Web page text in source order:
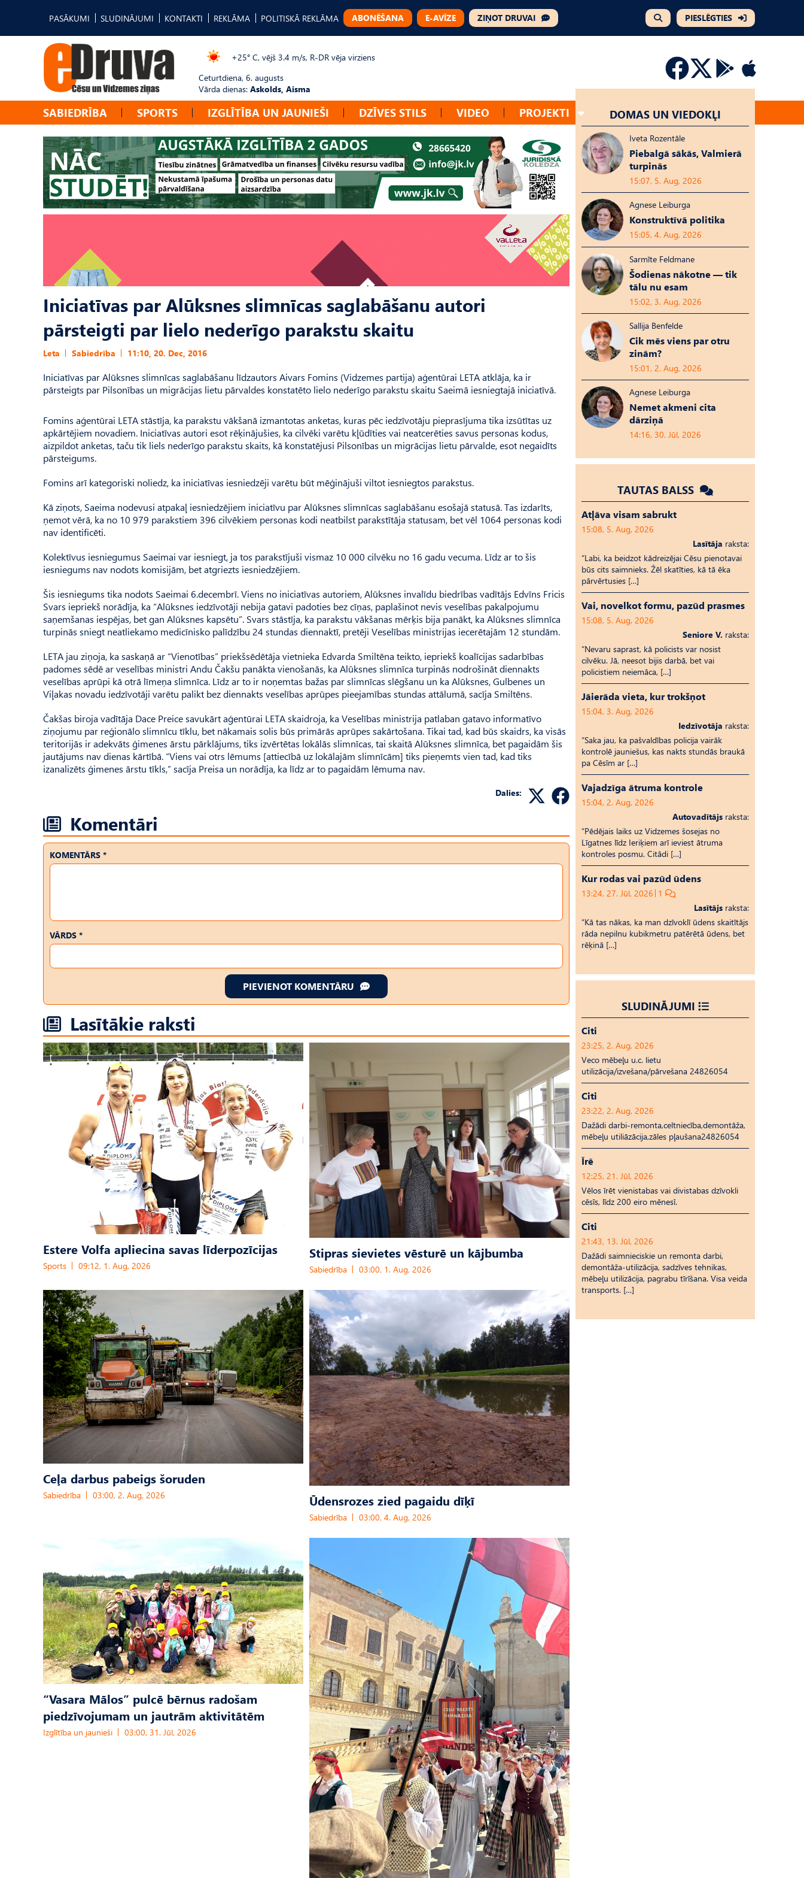
PASĀKUMI SLUDINĀJUMI KONTAKTI REKLĀMA POLITISKĀ REKLĀMA ABONĒŠANA E-AVĪZE ZIŅOT DRUVAI PIESLĒGTIES
+25° C, vējš 3.4 m/s, R-DR vēja virziens
Ceturtdiena, 6. augusts
Vārda dienas: Askolds, Aisma
SABIEDRĪBA SPORTS IZGLĪTĪBA UN JAUNIEŠI DZĪVES STILS VIDEO PROJEKTI
Iniciatīvas par Alūksnes slimnīcas saglabāšanu autori
pārsteigti par lielo nederīgo parakstu skaitu
Leta Sabiedrība 11:10, 20. Dec, 2016
Iniciatīvas par Alūksnes slimnīcas saglabāšanu līdzautors Aivars Fomins (Vidzemes partija) aģentūrai LETA atklāja, ka ir
pārsteigts par Pilsonības un migrācijas lietu pārvaldes konstatēto lielo nederīgo parakstu skaitu Saeimā iesniegtajā iniciatīvā.
Fomins aģentūrai LETA stāstīja, ka parakstu vākšanā izmantotas anketas, kuras pēc iedzīvotāju pieprasījuma tika izsūtītas uz
apkārtējiem novadiem. Iniciatīvas autori esot rēķinājušies, ka cilvēki varētu kļūdīties vai neatcerēties savus personas kodus,
aizpildot anketas, taču tik liels nederīgo parakstu skaits, kā konstatējusi Pilsonības un migrācijas lietu pārvalde, esot negaidīts
pārsteigums.
Fomins arī kategoriski noliedz, ka iniciatīvas iesniedzēji varētu būt mēģinājuši viltot iesniegtos parakstus.
Kā ziņots, Saeima nodevusi atpakaļ iesniedzējiem iniciatīvu par Alūksnes slimnīcas saglabāšanu esošajā statusā. Tas izdarīts,
ņemot vērā, ka no 10 979 parakstiem 396 cilvēkiem personas kodi neatbilst parakstītāja statusam, bet vēl 1064 personas kodi
nav identificēti.
Kolektīvus iesniegumus Saeimai var iesniegt, ja tos parakstījuši vismaz 10 000 cilvēku no 16 gadu vecuma. Līdz ar to šis
iesniegums nav nodots komisijām, bet atgriezts iesniedzējiem.
Šis iesniegums tika nodots Saeimai 6.decembrī. Viens no iniciatīvas autoriem, Alūksnes invalīdu biedrības vadītājs Edvīns Fricis
Svars iepriekš norādīja, ka “Alūksnes iedzīvotāji nebija gatavi padoties bez cīņas, paplašinot nevis veselības pakalpojumu
saņemšanas iespējas, bet gan Alūksnes kapsētu”. Svars stāstīja, ka parakstu vākšanas mērķis bija panākt, ka Alūksnes slimnīca
turpinās sniegt neatliekamo medicīnisko palīdzību 24 stundas diennaktī, pretēji Veselības ministrijas iecerētajām 12 stundām.
LETA jau ziņoja, ka saskaņā ar “Vienotības” priekšsēdētāja vietnieka Edvarda Smiltēna teikto, iepriekš koalīcijas sadarbības
padomes sēdē ar veselības ministri Andu Čakšu panākta vienošanās, ka Alūksnes slimnīca turpinās nodrošināt diennakts
veselības aprūpi kā otrā līmeņa slimnīca. Līdz ar to ir noņemtas bažas par slimnīcas slēgšanu un ka Alūksnes, Gulbenes un
Viļakas novadu iedzīvotāji varētu palikt bez diennakts veselības aprūpes pieejamības stundas attālumā, sacīja Smiltēns.
Čakšas biroja vadītāja Dace Preice savukārt aģentūrai LETA skaidroja, ka Veselības ministrija patlaban gatavo informatīvo
ziņojumu par reģionālo slimnīcu tīklu, bet nākamais solis būs primārās aprūpes sakārtošana. Tikai tad, kad būs skaidrs, ka visās
teritorijās ir adekvāts ģimenes ārstu pārklājums, tiks izvērtētas lokālās slimnīcas, tai skaitā Alūksnes slimnīca, bet pagaidām šis
jautājums nav dienas kārtībā. “Viens vai otrs lēmums [attiecībā uz lokālajām slimnīcām] tiks pieņemts vien tad, kad tiks
izanalizēts ģimenes ārstu tīkls,” sacīja Preisa un norādīja, ka līdz ar to pagaidām lēmuma nav.
Dalies:
Komentāri
KOMENTĀRS *
VĀRDS *
PIEVIENOT KOMENTĀRU
Lasītākie raksti
Estere Volfa apliecina savas līderpozīcijas
Sports 09:12, 1. Aug, 2026
Stipras sievietes vēsturē un kājbumba
Sabiedrība 03:00, 1. Aug, 2026
Ceļa darbus pabeigs šoruden
Sabiedrība 03:00, 2. Aug, 2026 Ūdensrozes zied pagaidu dīķī
Sabiedrība 03:00, 4. Aug, 2026
“Vasara Mālos” pulcē bērnus radošam
piedzīvojumam un jautrām aktivitātēm
Izglītība un jaunieši 03:00, 31. Jūl, 2026
DOMAS UN VIEDOKĻI
Iveta Rozentāle
Piebalgā sākās, Valmierā
turpinās
15:07, 5. Aug, 2026
Agnese Leiburga
Konstruktīvā politika
15:05, 4. Aug, 2026
Sarmīte Feldmane
Šodienas nākotne — tik
tālu nu esam
15:02, 3. Aug, 2026
Sallija Benfelde
Cik mēs viens par otru
zinām?
15:01, 2. Aug, 2026
Agnese Leiburga
Nemet akmeni cita
dārziņā
14:16, 30. Jūl, 2026
TAUTAS BALSS
Atļāva visam sabrukt
15:08, 5. Aug, 2026
Lasītāja raksta:
“Labi, ka beidzot kādreizējai Cēsu pienotavai
būs cits saimnieks. Žēl skatīties, kā tā ēka
pārvērtusies […]
Vai, novelkot formu, pazūd prasmes
15:08, 5. Aug, 2026
Seniore V. raksta:
“Nevaru saprast, kā policists var nosist
cilvēku. Jā, neesot bijis darbā, bet vai
policistiem neiemāca, […]
Jāierāda vieta, kur trokšņot
15:04, 3. Aug, 2026
Iedzīvotāja raksta:
“Saka jau, ka pašvaldības policija vairāk
kontrolē jauniešus, kas nakts stundās braukā
pa Cēsīm ar […]
Vajadzīga ātruma kontrole
15:04, 2. Aug, 2026
Autovadītājs raksta:
“Pēdējais laiks uz Vid­ze­mes šosejas no
Līgatnes līdz Ieriķiem arī ieviest ātruma
kontroles posmu. Citādi […]
Kur rodas vai pazūd ūdens
13:24, 27. Jūl, 2026 1
Lasītājs raksta:
“Kā tas nākas, ka man dzīvoklī ūdens skaitītājs
rāda nepilnu kubikmetru patērētā ūdens, bet
rēķinā […]
SLUDINĀJUMI
Citi
23:25, 2. Aug, 2026
Veco mēbeļu u.c. lietu
utilizācija/izvešana/pārvešana 24826054
Citi
23:22, 2. Aug, 2026
Dažādi darbi-remonta,celtniecība,demontāža,
mēbeļu utiliāzācija,zāles pļaušana24826054
Īrē
12:25, 21. Jūl, 2026
Vēlos īrēt vienistabas vai divistabas dzīvokli
cēsīs, līdz 200 eiro mēnesī.
Citi
21:43, 13. Jūl, 2026
Dažādi saimnieciskie un remonta darbi,
demontāža-utilizācija, sadzīves tehnikas,
mēbeļu utilizācija, pagrabu tīrīšana. Visa veida
transports. […]